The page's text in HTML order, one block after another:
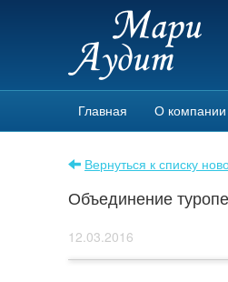
Главная О компании
Вернуться к списку
Объединение
12.03.2016